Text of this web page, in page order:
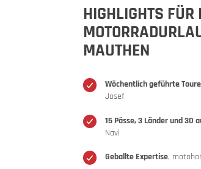
HIGHLIGHTS FÜR
MAUTHEN
Wöchentlich geführte
Josef
15 Pässe, 3 Länder und 30
Navi
Geballte Expertise,